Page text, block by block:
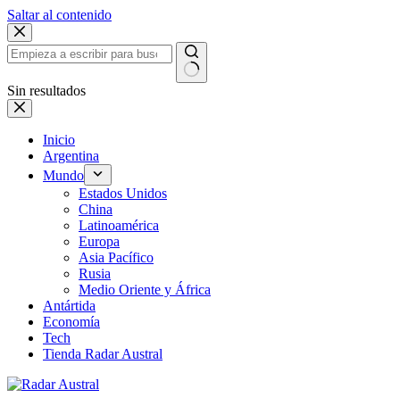
Saltar al contenido
Sin resultados
Inicio
Argentina
Mundo
Estados Unidos
China
Latinoamérica
Europa
Asia Pacífico
Rusia
Medio Oriente y África
Antártida
Economía
Tech
Tienda Radar Austral